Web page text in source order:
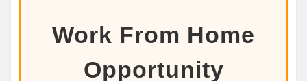
Work From Home
Opportunity